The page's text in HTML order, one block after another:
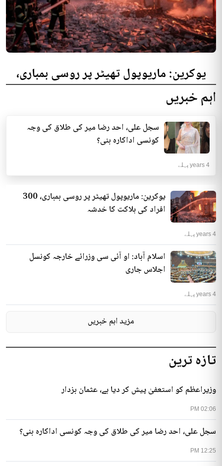
تازہ ترین
02:06 PM
وزیراعظم کو استعفیٰ پیش کر دیا ہے، عثمان بزدار
12:25 PM
سجل علی، احد رضا میر کی طلاق کی وجہ کونسی اداکارہ بنی؟
یوکرین: ماریوپول تھیٹر پر روسی بمباری،
300 افراد کی ہلاکت کا خدشہ
کا خدشہ ظاہر کیا اور کہا کہ کم...
انٹرنیشنل | 4 years پہلے
اہم خبریں
سجل علی، احد رضا میر کی طلاق کی وجہ
کونسی اداکارہ بنی؟
4 years پہلے
یوکرین: ماریوپول تھیٹر پر روسی بمباری، 300
افراد کی ہلاکت کا خدشہ
4 years پہلے
اسلام آباد: او آئی سی وزرائے خارجہ کونسل
اجلاس جاری
4 years پہلے
مزید اہم خبریں